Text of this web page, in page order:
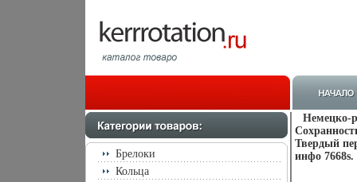
Брелоки
Кольца
Немецко-
Твердый
инфо 7668s.